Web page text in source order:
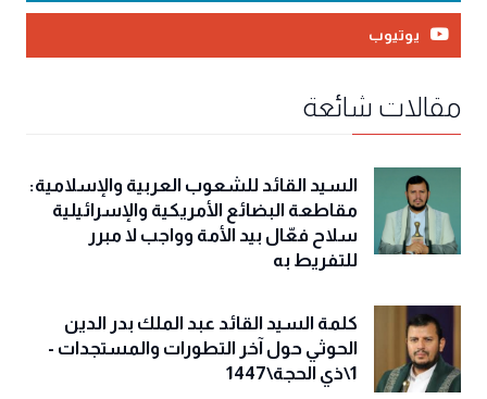
يوتيوب
مقالات شائعة
السيد القائد للشعوب العربية والإسلامية:
مقاطعة البضائع الأمريكية والإسرائيلية
سلاح فعّال بيد الأمة وواجب لا مبرر
للتفريط به
كلمة السيد القائد عبد الملك بدر الدين
الحوثي حول آخر التطورات والمستجدات -
1\ذي الحجة\1447